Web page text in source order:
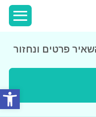
פרטים ונחזור
פתח